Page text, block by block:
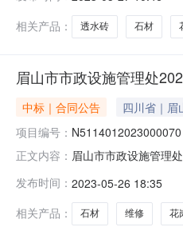
相关产品：
透水砖 石材
眉山市市政设施管理处
中标｜合同公告 四川省｜眉
项目编号： N5114012023000070
正文内容： 眉山市市政设施管理
38号联系方式：028-
发布时间： 2023-05-26 18:35
相关产品：
石材 维修 花